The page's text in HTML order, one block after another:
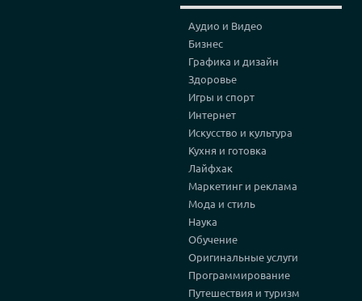
Аудио и Видео
Бизнес
Графика и дизайн
Здоровье
Игры и спорт
Интернет
Искусство и культура
Кухня и готовка
Лайфхак
Маркетинг и реклама
Мода и стиль
Наука
Обучение
Оригинальные услуги
Программирование
Путешествия и туризм